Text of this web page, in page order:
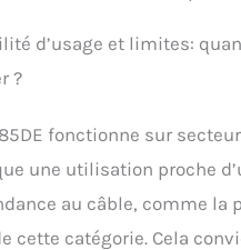
d’usage et limites:
?
fonctionne sur
une utilisation proche
au câble, comme la
cette catégorie. Cela